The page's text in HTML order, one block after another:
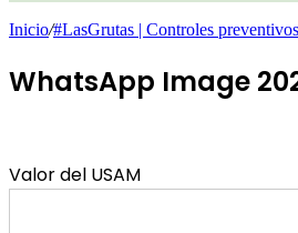
Inicio/#LasGrutas | Controles
WhatsApp Image
Valor del USAM